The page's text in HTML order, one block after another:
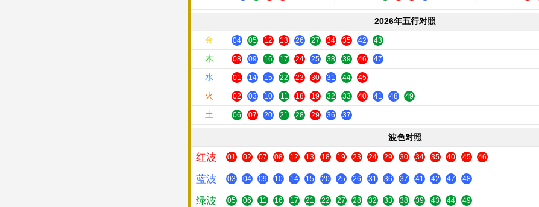
2026年五行对照
金
04 05 12 13 26 27 34 35 42 43
木 08 09 16 17 24 25 38 39 46 47
水 01 14 15 22 23 30 31 44 45
火 02 03 10 11 18 19 32 33 40 41 48 49
土 06 07 20 21 28 29 36 37
波色对照
红波 01 02 07 08 12 13 18 19 23 24 29 30 34 35 40 45 46
蓝波 03 04 09 10 14 15 20 25 26 31 36 37 41 42 47 48
绿波 05 06 11 16 17 21 22 27 28 32 33 38 39 43 44 49